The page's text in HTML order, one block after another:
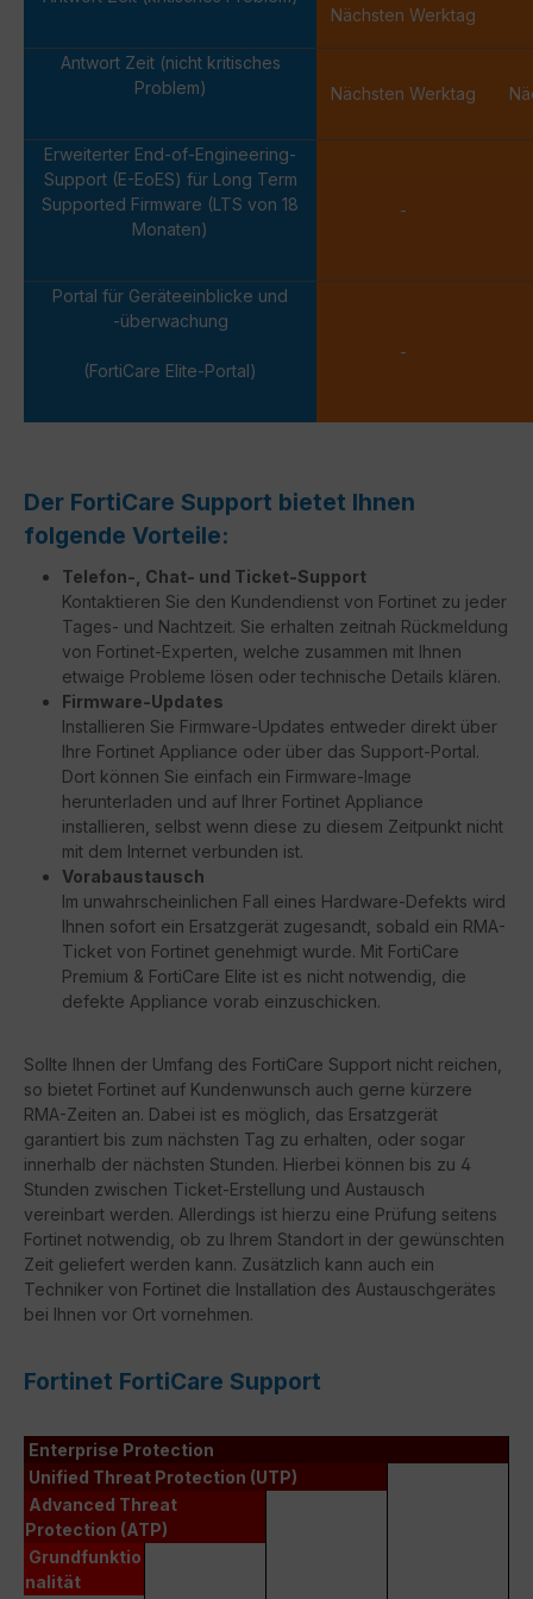
Nächsten Werktag
Antwort Zeit (nicht kritisches
Problem)
Nächsten Werktag
Erweiterter End-of-Engineering-
Support (E-EoES) für Long Term
Supported Firmware (LTS von 18
Monaten)
-
Portal für Geräteeinblicke und
-überwachung
(FortiCare Elite-Portal)
-
Der FortiCare Support bietet Ihnen
folgende Vorteile:
Telefon-, Chat- und Ticket-Support
Kontaktieren Sie den Kundendienst von Fortinet zu jeder
Tages- und Nachtzeit. Sie erhalten zeitnah Rückmeldung
von Fortinet-Experten, welche zusammen mit Ihnen
etwaige Probleme lösen oder technische Details klären.
Firmware-Updates
Installieren Sie Firmware-Updates entweder direkt über
Ihre Fortinet Appliance oder über das Support-Portal.
Dort können Sie einfach ein Firmware-Image
herunterladen und auf Ihrer Fortinet Appliance
installieren, selbst wenn diese zu diesem Zeitpunkt nicht
mit dem Internet verbunden ist.
Vorabaustausch
Im unwahrscheinlichen Fall eines Hardware-Defekts wird
Ihnen sofort ein Ersatzgerät zugesandt, sobald ein RMA-
Ticket von Fortinet genehmigt wurde. Mit FortiCare
Premium & FortiCare Elite ist es nicht notwendig, die
defekte Appliance vorab einzuschicken.
Sollte Ihnen der Umfang des FortiCare Support nicht reichen,
so bietet Fortinet auf Kundenwunsch auch gerne kürzere
RMA-Zeiten an. Dabei ist es möglich, das Ersatzgerät
garantiert bis zum nächsten Tag zu erhalten, oder sogar
innerhalb der nächsten Stunden. Hierbei können bis zu 4
Stunden zwischen Ticket-Erstellung und Austausch
vereinbart werden. Allerdings ist hierzu eine Prüfung seitens
Fortinet notwendig, ob zu Ihrem Standort in der gewünschten
Zeit geliefert werden kann. Zusätzlich kann auch ein
Techniker von Fortinet die Installation des Austauschgerätes
bei Ihnen vor Ort vornehmen.
Fortinet FortiCare Support
Enterprise Protection
Unified Threat Protection (UTP)
Advanced Threat
Protection (ATP)
Grundfunktio
nalität